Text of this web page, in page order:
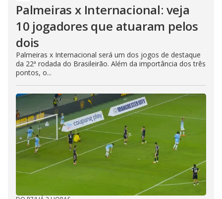
Palmeiras x Internacional: veja
10 jogadores que atuaram pelos
dois
Palmeiras x Internacional será um dos jogos de destaque
da 22ª rodada do Brasileirão. Além da importância dos três
pontos, o...